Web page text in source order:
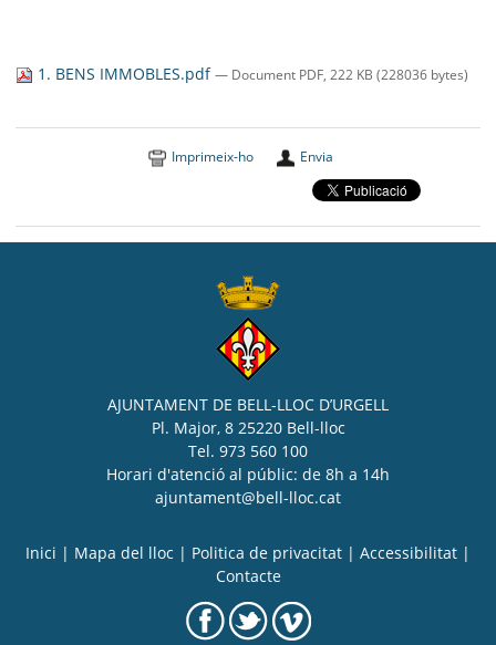
1. BENS IMMOBLES.pdf— Document PDF, 222 KB (228036 bytes)
Imprimeix-ho Envia
AJUNTAMENT DE BELL-LLOC D’URGELL
Pl. Major, 8 25220 Bell-lloc
Tel. 973 560 100
Horari d'atenció al públic: de 8h a 14h
ajuntament@bell-lloc.cat
Inici Mapa del lloc Politica de privacitat Accessibilitat
Contacte